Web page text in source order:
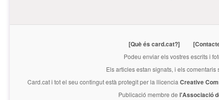
[Què és card.cat?]
Podeu enviar els vostres escrits i
Els articles estan signats, i els
Card.cati tot el seu contingut està protegit per la llicencia Creative
Publicació membre de l'Associació